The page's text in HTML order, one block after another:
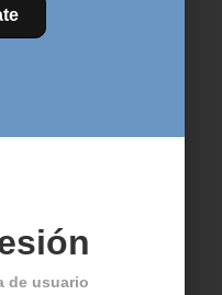
de usuario